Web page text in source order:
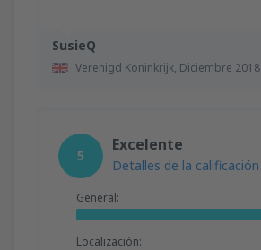
SusieQ
Verenigd Koninkrijk, Diciembre 2018
5
Excelente
Detalles de la calificación
General:
Localización: